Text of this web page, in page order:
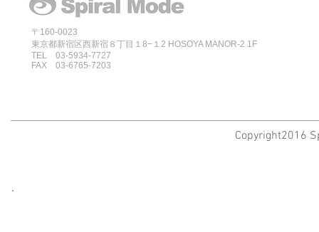
〒160-0023
東京都新宿区西新宿８丁目１8−１2 HOSOYA MANOR-2 1F
TEL 03-5934-7727
FAX 03-6765-7203
Copyright2016